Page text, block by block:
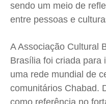
sendo um meio de
entre pessoas e
A Associação Cultural
Brasília foi criada para
uma rede mundial de
comunitários Chabad.
como referência no